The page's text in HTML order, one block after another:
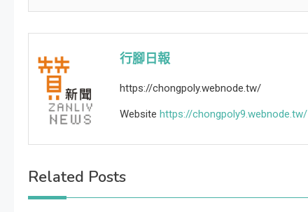
行腳日報
https://chongpoly.webnode.tw/
Website https://chongpoly9.webnode.tw/
Related Posts